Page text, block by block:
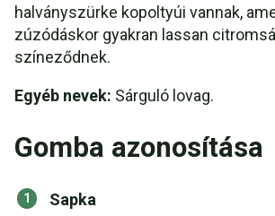
halványszürke kopoltyúi vannak,
zúzódáskor gyakran lassan
színeződnek.
Egyéb nevek: Sárguló lovag.
Gomba azonosítása
Sapka